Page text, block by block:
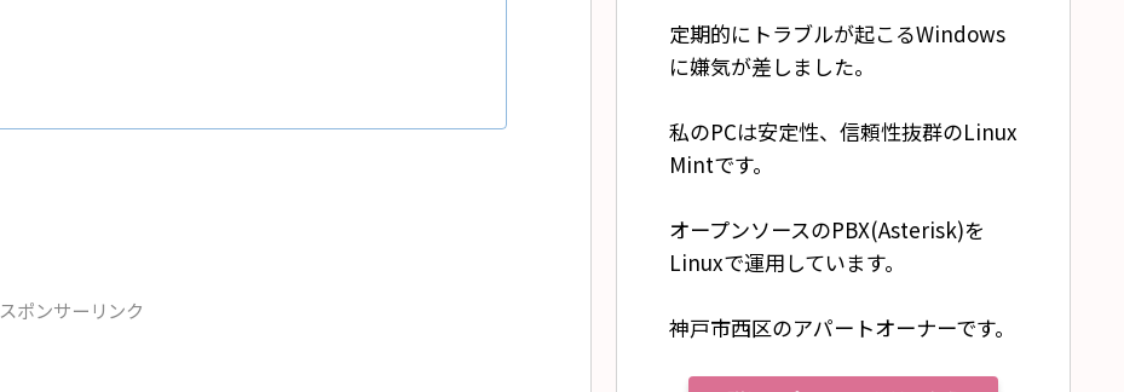
スポンサーリンク
定期的にトラブルが起こるWindows
に嫌気が差しました。
私のPCは安定性、信頼性抜群のLinux
Mintです。
オープンソースのPBX(Asterisk)を
Linuxで運用しています。
神戸市西区のアパートオーナーです。